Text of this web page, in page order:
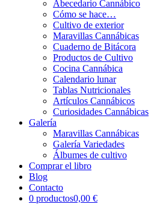
Abecedario Cannábico
Cómo se hace…
Cultivo de exterior
Maravillas Cannábicas
Cuaderno de Bitácora
Productos de Cultivo
Cocina Cannábica
Calendario lunar
Tablas Nutricionales
Artículos Cannábicos
Curiosidades Cannábicas
Galería
Maravillas Cannábicas
Galería Variedades
Álbumes de cultivo
Comprar el libro
Blog
Contacto
0 productos0,00 €